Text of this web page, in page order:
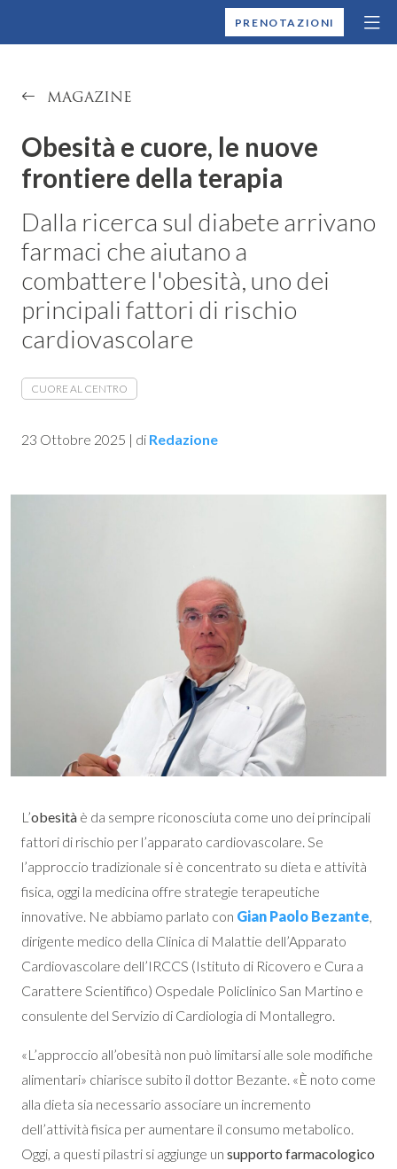
MONTALLEGROPRENOTAZIONI
MAGAZINE
Obesità e cuore, le nuove
frontiere della terapia
Dalla ricerca sul diabete arrivano
farmaci che aiutano a
combattere l'obesità, uno dei
principali fattori di rischio
cardiovascolare
CUORE AL CENTRO
23 Ottobre 2025 | di Redazione
L’obesità è da sempre riconosciuta come uno dei principali
fattori di rischio per l’apparato cardiovascolare. Se
l’approccio tradizionale si è concentrato su dieta e attività
fisica, oggi la medicina offre strategie terapeutiche
innovative. Ne abbiamo parlato con Gian Paolo Bezante,
dirigente medico della Clinica di Malattie dell’Apparato
Cardiovascolare dell’IRCCS (Istituto di Ricovero e Cura a
Carattere Scientifico) Ospedale Policlinico San Martino e
consulente del Servizio di Cardiologia di Montallegro.
«L’approccio all’obesità non può limitarsi alle sole modifiche
alimentari» chiarisce subito il dottor Bezante. «È noto come
alla dieta sia necessario associare un incremento
dell’attività fisica per aumentare il consumo metabolico.
Oggi, a questi pilastri si aggiunge un supporto farmacologico